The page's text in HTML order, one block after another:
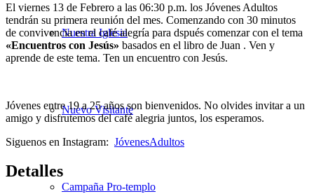
Nuestra Iglesia
Nuevo Visitante
Campaña Pro-templo
El viernes 13 de Febrero a las 06:30 p.m. los Jóvenes Adultos
tendrán su primera reunión del mes. Comenzando con 30 minutos
de convivencia en el café alegría para dspués comenzar con el tema
«Encuentros con Jesús» basados en el libro de Juan . Ven y
aprende de este tema. Ten un encuentro con Jesús.
Jóvenes entre 19 a 25 años son bienvenidos. No olvides invitar a un
amigo y disfrutemos del café alegria juntos, los esperamos.
Siguenos en Instagram: JóvenesAdultos
Detalles